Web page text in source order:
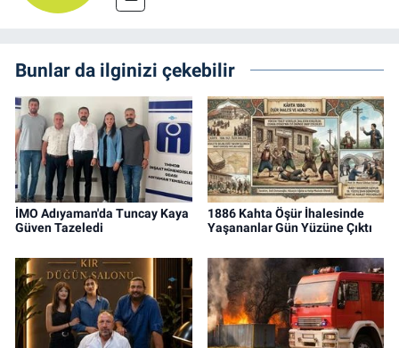
Bunlar da ilginizi çekebilir
İMO Adıyaman'da Tuncay Kaya
Güven Tazeledi
1886 Kahta Öşür İhalesinde
Yaşananlar Gün Yüzüne Çıktı